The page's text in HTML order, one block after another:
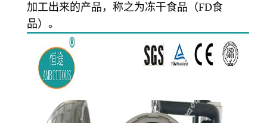
加工出来的产品，称之为冻干食品（FD食
品）。